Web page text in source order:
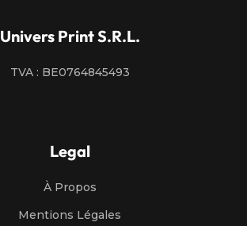
Univers Print S.R.L.
TVA : BE0764845493
Legal
À Propos
Mentions Légales